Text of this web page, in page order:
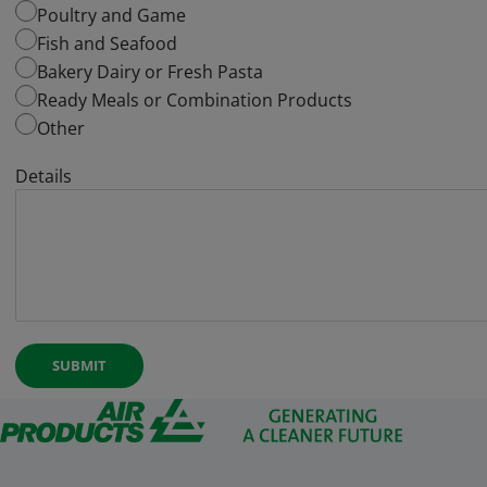
Poultry and Game
Fish and Seafood
Bakery Dairy or Fresh Pasta
Ready Meals or Combination Products
Other
Details